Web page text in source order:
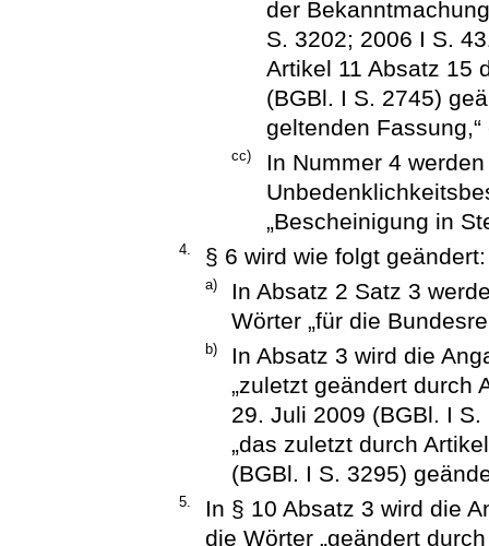
der
S. 3202; 2006 I S.
Artikel 11 Absatz 15
(BGBl. I S. 2745)
geltenden
cc)
In Nummer 4
„Bescheinigung in
4. § 6 wird wie folgt geändert:
a)
In Absatz 2 Satz 3
Wörter „für die
b)
In Absatz 3 wird die
„zuletzt geändert durch
29. Juli 2009 (BGBl. I
„das zuletzt durch
(BGBl. I S. 3295)
5.
In § 10 Absatz 3 wird die
die Wörter „geändert